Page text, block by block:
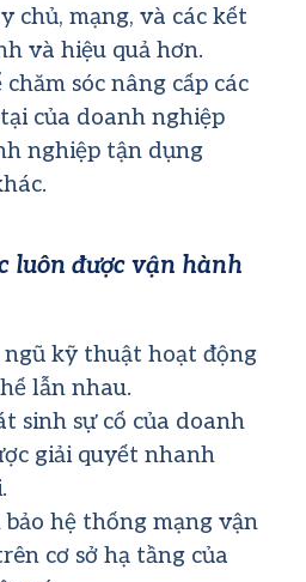
chủ, mạng, và các kết
và hiệu quả hơn.
sóc nâng cấp các
của doanh nghiệp
nghiệp tận dụng
luôn được vận hành
ngũ kỹ thuật hoạt động
lẫn nhau.
sinh sự cố của doanh
giải quyết nhanh
hệ thống mạng vận
cơ sở hạ tầng của